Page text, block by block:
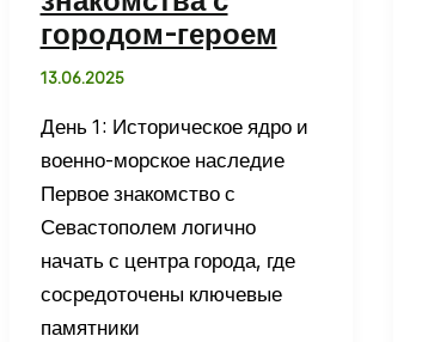
заводам
и
винодельням
региона
городом-героем
13.06.2025
День 1: Историческое ядро и
военно-морское наследие
Первое знакомство с
Севастополем логично
начать с центра города, где
сосредоточены ключевые
памятники